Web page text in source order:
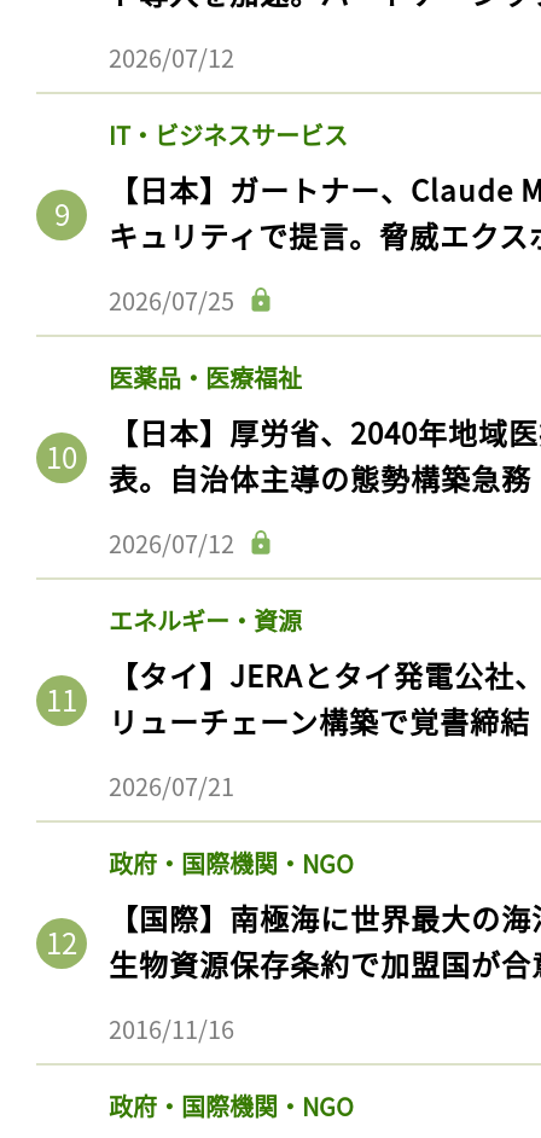
2026/07/12
IT・ビジネスサービス
【日本】ガートナー、Claude
キュリティで提言。脅威エク
2026/07/25
医薬品・医療福祉
【日本】厚労省、2040年地域
表。自治体主導の態勢構築急務
2026/07/12
エネルギー・資源
【タイ】JERAとタイ発電公社
リューチェーン構築で覚書締結
2026/07/21
政府・国際機関・NGO
【国際】南極海に世界最大の
生物資源保存条約で加盟国が合
2016/11/16
政府・国際機関・NGO
記事をお気に入りに
ログインが必